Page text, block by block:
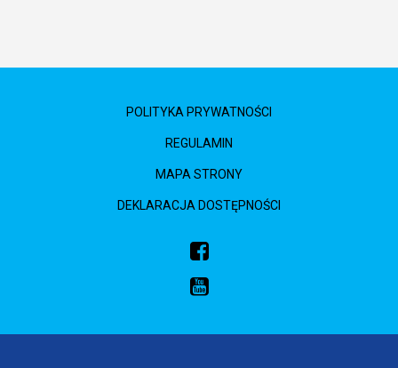
POLITYKA PRYWATNOŚCI
REGULAMIN
MAPA STRONY
DEKLARACJA DOSTĘPNOŚCI